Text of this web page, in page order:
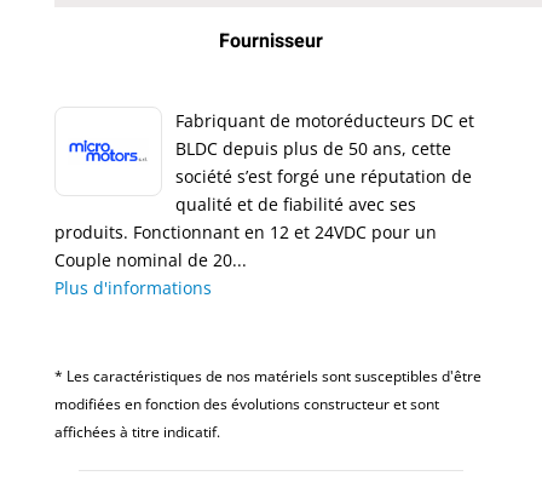
Fournisseur
Fabriquant de motoréducteurs DC et
BLDC depuis plus de 50 ans, cette
société s’est forgé une réputation de
qualité et de fiabilité avec ses
produits. Fonctionnant en 12 et 24VDC pour un
Couple nominal de 20...
Plus d'informations
* Les caractéristiques de nos matériels sont susceptibles d'être
modifiées en fonction des évolutions constructeur et sont
affichées à titre indicatif.